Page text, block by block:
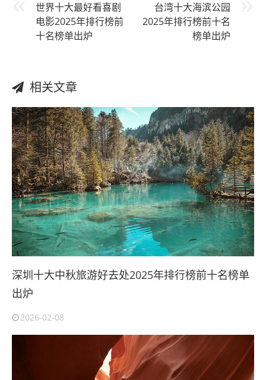
世界十大最好看喜剧
电影2025年排行榜前
十名榜单出炉
台湾十大海滨公园
2025年排行榜前十名
榜单出炉
相关文章
深圳十大中秋旅游好去处2025年排行榜前十名榜单
出炉
2026-02-08